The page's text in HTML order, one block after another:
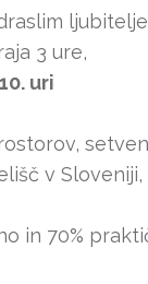
3 ure,
uri
v
in 70%